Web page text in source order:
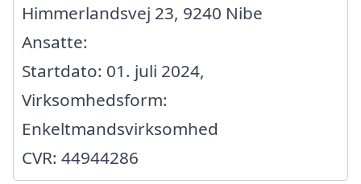
Himmerlandsvej 23, 9240 Nibe
Ansatte:
Startdato: 01. juli 2024,
Virksomhedsform:
Enkeltmandsvirksomhed
CVR: 44944286